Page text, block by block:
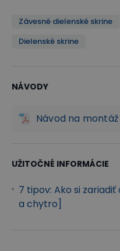
Závesné dielenské skrine
Dielenské skrine
NÁVODY
Návod na montáž
UŽITOČNÉ INFORMÁCIE
7 tipov: Ako si
a chytro]